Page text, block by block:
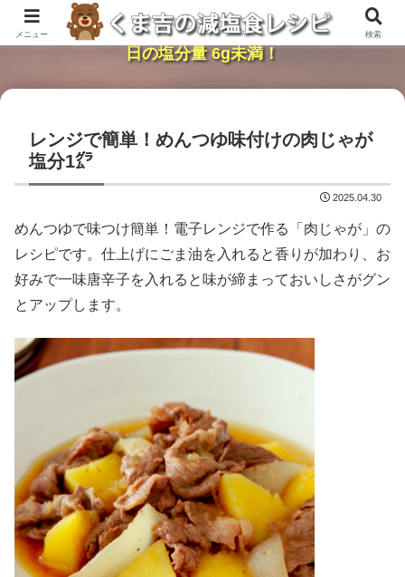
レンジで簡単・時短「くま吉の減塩食レシピ」１
日の塩分量 6g未満！
レンジで簡単！めんつゆ味付けの肉じゃが
塩分1㌘
2025.04.30
めんつゆで味つけ簡単！電子レンジで作る「肉じゃが」の
レシピです。仕上げにごま油を入れると香りが加わり、お
好みで一味唐辛子を入れると味が締まっておいしさがグン
とアップします。
メニュー 検索